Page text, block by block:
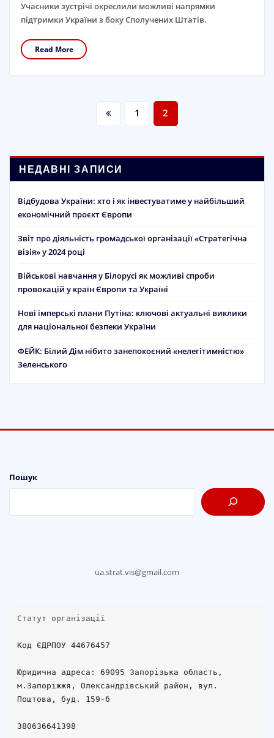
Учасники зустрічі окреслили можливі напрямки
підтримки України з боку Сполучених Штатів.
Read More
1 2
НЕДАВНІ ЗАПИСИ
Відбудова України: хто і як інвестуватиме у найбільший
економічний проєкт Європи
Звіт про діяльність громадської організації «Стратегічна
візія» у 2024 році
Військові навчання у Білорусі як можливі спроби
провокацій у країн Європи та Україні
Нові імперські плани Путіна: ключові актуальні виклики
для національної безпеки України
ФЕЙК: Білий Дім нібито занепокоєний «нелегітимністю»
Зеленського
Пошук
ua.strat.vis@gmail.com
Статут організації
Код ЄДРПОУ 44676457
Юридична адреса: 69095 Запорізька область,
м.Запоріжжя, Олександрівський район, вул.
Поштова, буд. 159-б